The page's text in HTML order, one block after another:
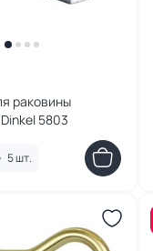
раковины
5803
5 шт.